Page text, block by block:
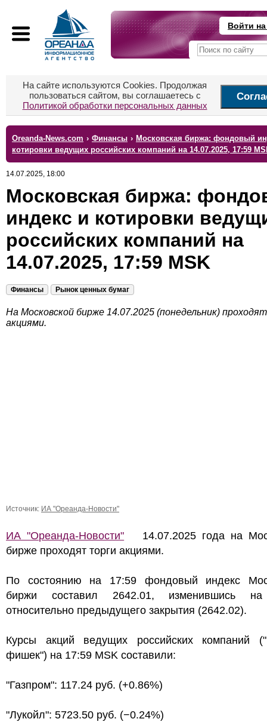
Войти
На сайте используются Cookies. Продолжая
пользоваться сайтом, вы соглашаетесь с
Политикой обработки персональных данных
Oreanda-News.com › Финансы › Московская биржа: фондовый
котировки ведущих российских компаний на 14.07.2025, 17:59
14.07.2025, 18:00
Московская биржа:
индекс и котировки
российских компаний на
14.07.2025, 17:59 MSK
Финансы Рынок ценных бумаг
На Московской бирже 14.07.2025 (понедельник)
акциями.
Источник: ИА "Ореанда-Новости"
ИА "Ореанда-Новости" 14.07.2025 года на
бирже проходят торги акциями.
По состоянию на 17:59 фондовый индекс
биржи составил 2642.01, изменившись
относительно предыдущего закрытия (2642.02).
Курсы акций ведущих российских компаний
фишек") на 17:59 MSK составили:
"Газпром": 117.24 руб. (+0.86%)
"Лукойл": 5723.50 руб. (−0.24%)